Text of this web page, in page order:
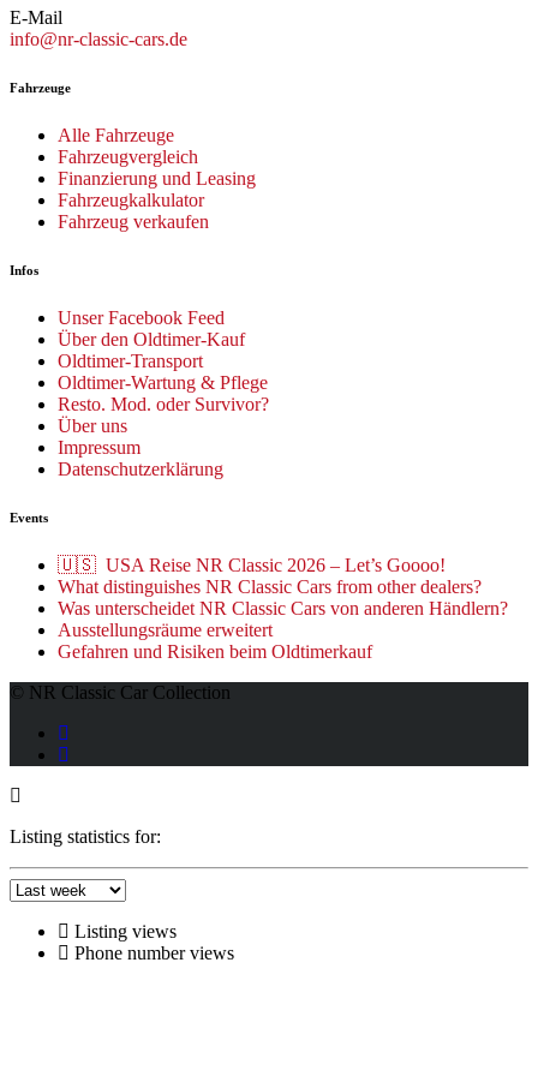
E-Mail
info@nr-classic-cars.de
Fahrzeuge
Alle Fahrzeuge
Fahrzeugvergleich
Finanzierung und Leasing
Fahrzeugkalkulator
Fahrzeug verkaufen
Infos
Unser Facebook Feed
Über den Oldtimer-Kauf
Oldtimer-Transport
Oldtimer-Wartung & Pflege
Resto. Mod. oder Survivor?
Über uns
Impressum
Datenschutzerklärung
Events
🇺🇸 USA Reise NR Classic 2026 – Let’s Goooo!
What distinguishes NR Classic Cars from other dealers?
Was unterscheidet NR Classic Cars von anderen Händlern?
Ausstellungsräume erweitert
Gefahren und Risiken beim Oldtimerkauf
© NR Classic Car Collection
Listing statistics for:
Listing views
Phone number views